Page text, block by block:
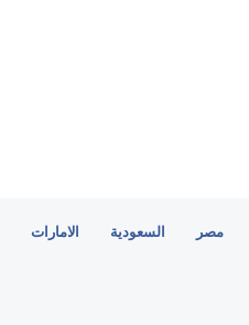
مصر السعودية الامارات